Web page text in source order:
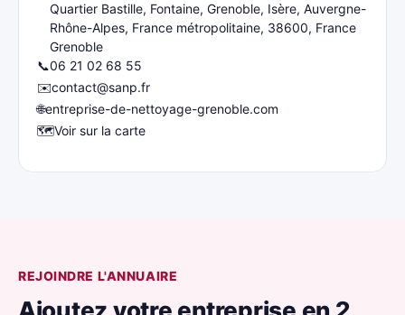
Quartier Bastille, Fontaine, Grenoble, Isère, Auvergne-
Rhône-Alpes, France métropolitaine, 38600, France
Grenoble
📞06 21 02 68 55
✉️contact@sanp.fr
🌐entreprise-de-nettoyage-grenoble.com
🗺️Voir sur la carte
REJOINDRE L'ANNUAIRE